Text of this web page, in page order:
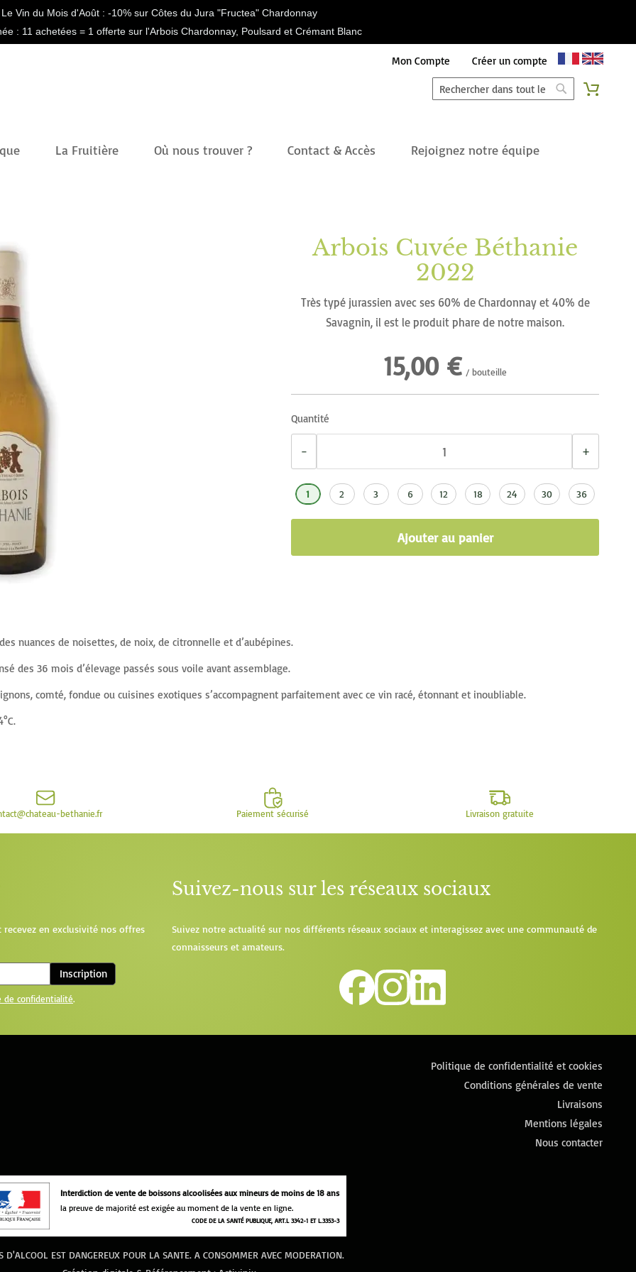
Le Vin du Mois d'Août : -10% sur Côtes du Jura "Fructea" Chardonnay
: 11 achetées = 1 offerte sur l'Arbois Chardonnay, Poulsard et Crémant Blanc
Aller
Mon Compte
Créer un compte
Mon
Chercher
La Fruitière Où nous trouver ? Contact & Accès Rejoignez notre équipe
Arbois Cuvée Béthanie
2022
Très typé jurassien avec ses 60% de Chardonnay et 40% de
Savagnin, il est le produit phare de notre maison.
15,00 € / bouteille
Quantité
− +
1 2 3 6 12 18 24 30 36
Ajouter au panier
nuances de noisettes, de noix, de citronnelle et d’aubépines.
des 36 mois d’élevage passés sous voile avant assemblage.
comté, fondue ou cuisines exotiques s’accompagnent parfaitement avec ce vin racé, étonnant et inoubliable.
bethanie.fr Paiement sécurisé Livraison gratuite
en exclusivité nos offres
Inscription
de confidentialité.
Suivez-nous sur les réseaux sociaux
Suivez notre actualité sur nos différents réseaux sociaux et interagissez avec une communauté de
connaisseurs et amateurs.
Politique de confidentialité et cookies
Conditions générales de vente
Livraisons
Mentions légales
Nous contacter
Interdiction de vente de boissons alcoolisées aux mineurs de moins de 18 ans
la preuve de majorité est exigée au moment de la vente en ligne.
CODE DE LA SANTÉ PUBLIQUE, ART.L 3342-1 ET L.3353-3
D'ALCOOL EST DANGEREUX POUR LA SANTE. A CONSOMMER AVEC MODERATION.